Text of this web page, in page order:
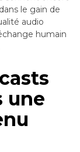
le gain de
audio
humain
une